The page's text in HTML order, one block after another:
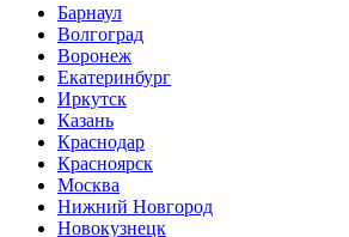
Барнаул
Волгоград
Воронеж
Екатеринбург
Иркутск
Казань
Краснодар
Красноярск
Москва
Нижний Новгород
Новокузнецк